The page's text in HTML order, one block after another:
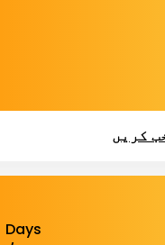
کریں
45 Days